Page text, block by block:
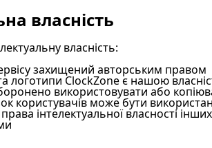
власність
власність:
захищений авторським правом
логотипи ClockZone є нашою
використовувати або
користувачів може бути
інтелектуальної власності